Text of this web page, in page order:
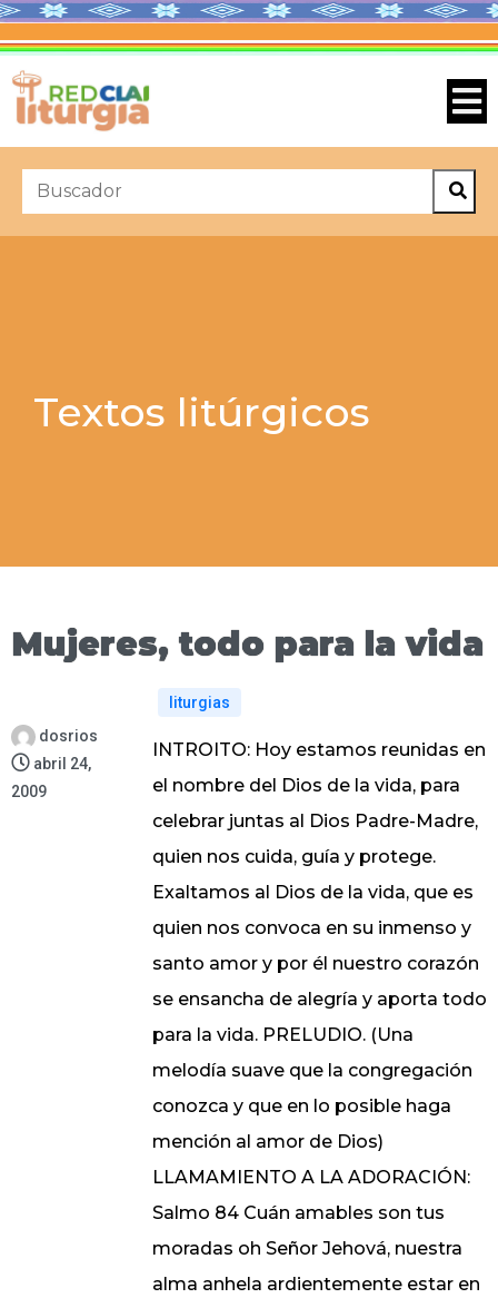
Textos litúrgicos
Mujeres, todo para la vida
dosrios
abril 24,
2009
liturgias
INTROITO: Hoy estamos reunidas en
el nombre del Dios de la vida, para
celebrar juntas al Dios Padre-Madre,
quien nos cuida, guía y protege.
Exaltamos al Dios de la vida, que es
quien nos convoca en su inmenso y
santo amor y por él nuestro corazón
se ensancha de alegría y aporta todo
para la vida. PRELUDIO. (Una
melodía suave que la congregación
conozca y que en lo posible haga
mención al amor de Dios)
LLAMAMIENTO A LA ADORACIÓN:
Salmo 84 Cuán amables son tus
moradas oh Señor Jehová, nuestra
alma anhela ardientemente estar en